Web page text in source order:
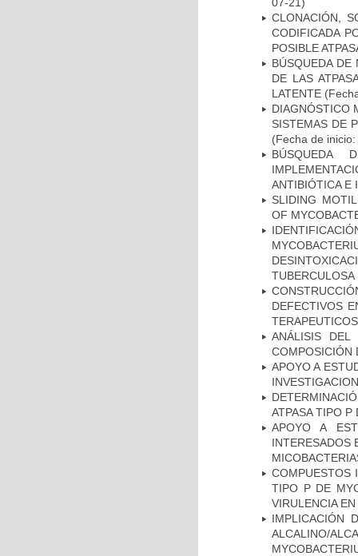
CLONACIÓN,
CODIFICADA
POSIBLE
BÚSQUEDA DE
DE LAS
LATENTE
DIAGNÓSTICO
SISTEMAS DE
(Fecha de
BÚSQUEDA
ANTIBIÓTICA E
SLIDING
OF
TUBERCULOSA
DEFECTIVOS
ANÁLISIS DEL
COMPOSICIÓN
APOYO A
ATPASA TIPO
APOYO A
INTERESADOS
COMPUESTOS
TIPO P DE
VIRULENCIA
IMPLICACIÓN
ALCALINO/